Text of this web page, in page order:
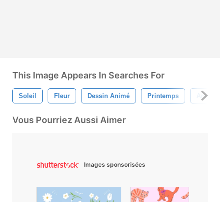
This Image Appears In Searches For
Soleil Fleur Dessin Animé Printemps Animal
Vous Pourriez Aussi Aimer
Images sponsorisées